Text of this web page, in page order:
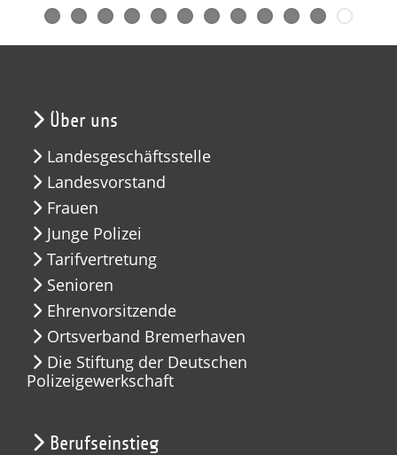
Über uns
Landesgeschäftsstelle
Landesvorstand
Frauen
Junge Polizei
Tarifvertretung
Senioren
Ehrenvorsitzende
Ortsverband Bremerhaven
Die Stiftung der Deutschen
Polizeigewerkschaft
Berufseinstieg